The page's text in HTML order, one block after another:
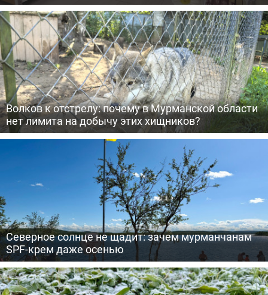
Волков к отстрелу: почему в Мурманской области
нет лимита на добычу этих хищников?
Северное солнце не щадит: зачем мурманчанам
SPF-крем даже осенью